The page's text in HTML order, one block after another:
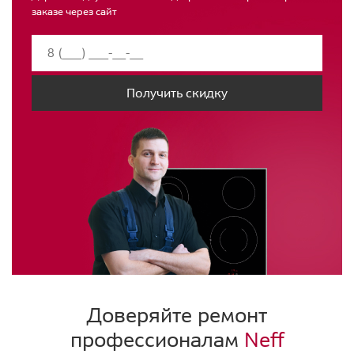
заказе через сайт
Получить скидку
Доверяйте ремонт
профессионалам Neff